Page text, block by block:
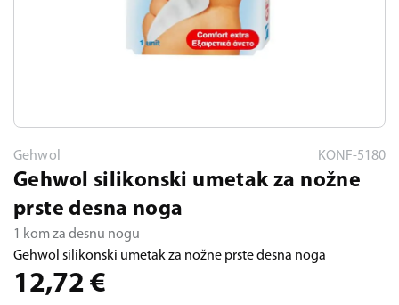
Gehwol KONF-5180
Gehwol silikonski umetak za nožne
prste desna noga
1 kom za desnu nogu
Gehwol silikonski umetak za nožne prste desna noga
12,72 €